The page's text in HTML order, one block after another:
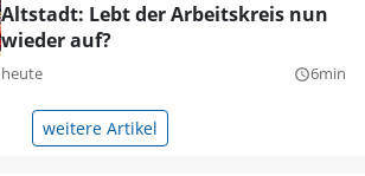
Altstadt: Lebt der Arbeitskreis nun
wieder auf?
heute query_builder6min
weitere Artikel